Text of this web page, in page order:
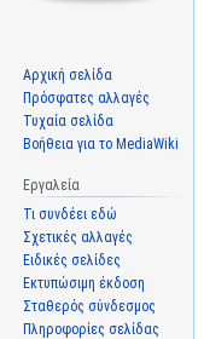
Αρχική σελίδα
Πρόσφατες αλλαγές
Τυχαία σελίδα
Βοήθεια για το MediaWiki
Εργαλεία
Τι συνδέει εδώ
Σχετικές αλλαγές
Ειδικές σελίδες
Εκτυπώσιμη έκδοση
Σταθερός σύνδεσμος
Πληροφορίες σελίδας